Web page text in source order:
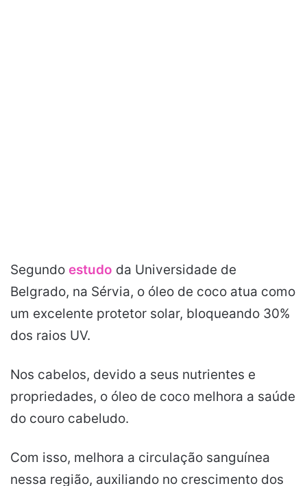
Segundo estudo da Universidade de
Belgrado, na Sérvia, o óleo de coco atua como
um excelente protetor solar, bloqueando 30%
dos raios UV.
Nos cabelos, devido a seus nutrientes e
propriedades, o óleo de coco melhora a saúde
do couro cabeludo.
Com isso, melhora a circulação sanguínea
nessa região, auxiliando no crescimento dos